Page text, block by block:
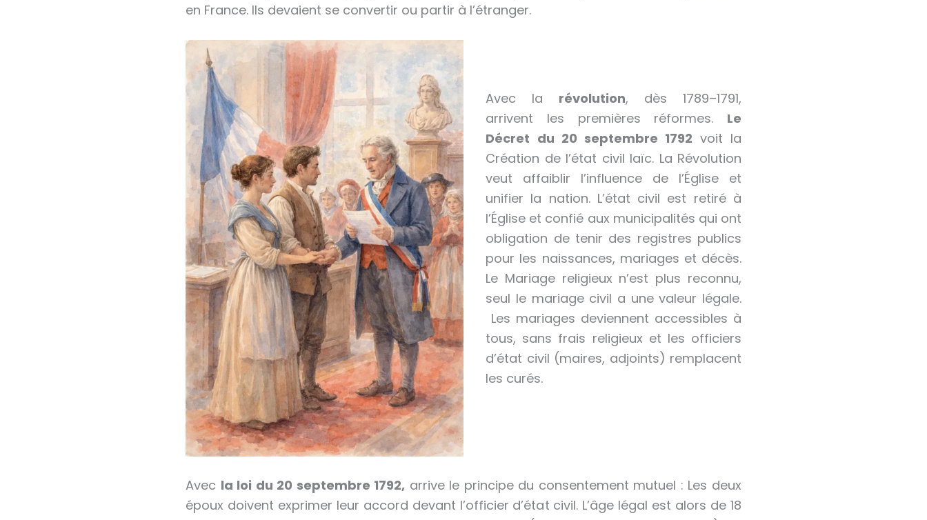
en France. Ils devaient se convertir ou partir à l’étranger.
Avec la révolution, dès 1789–1791,
arrivent les premières réformes. Le
Décret du 20 septembre 1792 voit la
Création de l’état civil laïc. La Révolution
veut affaiblir l’influence de l’Église et
unifier la nation. L’état civil est retiré à
l’Église et confié aux municipalités qui ont
obligation de tenir des registres publics
pour les naissances, mariages et décès.
Le Mariage religieux n’est plus reconnu,
seul le mariage civil a une valeur légale.
Les mariages deviennent accessibles à
tous, sans frais religieux et les officiers
d’état civil (maires, adjoints) remplacent
les curés.
Avec la loi du 20 septembre 1792, arrive le principe du consentement mutuel : Les deux
époux doivent exprimer leur accord devant l’officier d’état civil. L’âge légal est alors de 18